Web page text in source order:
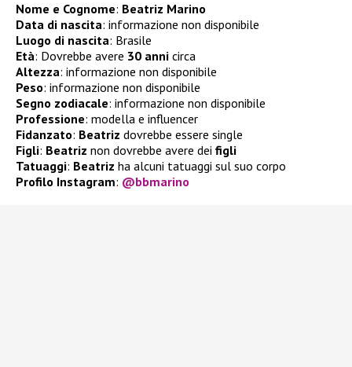
Nome e Cognome: Beatriz Marino
Data di nascita: informazione non disponibile
Luogo di nascita: Brasile
Età: Dovrebbe avere 30 anni circa
Altezza: informazione non disponibile
Peso: informazione non disponibile
Segno zodiacale: informazione non disponibile
Professione: modella e influencer
Fidanzato: Beatriz dovrebbe essere single
Figli: Beatriz non dovrebbe avere dei figli
Tatuaggi: Beatriz ha alcuni tatuaggi sul suo corpo
Profilo Instagram: @bbmarino